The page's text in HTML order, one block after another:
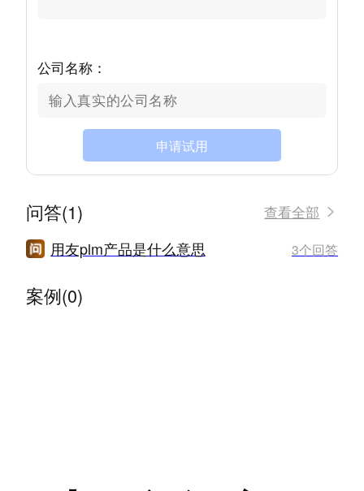
公司名称：
申请试用
问答(1) 查看全部
用友plm产品是什么意思 3个回答
案例(0)